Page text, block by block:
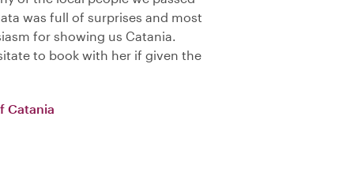
was full of surprises and most
for showing us Catania.
to book with her if given the
Catania